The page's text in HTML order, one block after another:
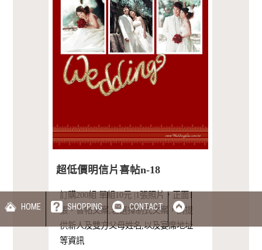
超低價明信片喜帖n-18
訂購200組 單組10元 |1張照片，正面1
張，喜帖文案,若選擇制式文案，請提
供新人及雙方父母姓名,以及宴席地址
等資訊
HOME SHOPPING CONTACT